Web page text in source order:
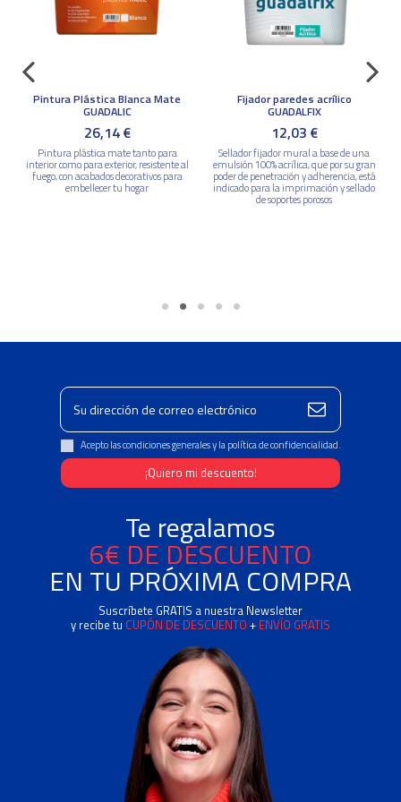
Pintura Plástica Blanca Mate
GUADALIC
26,14 €
Pintura plástica mate tanto para
interior como para exterior, resistente al
fuego, con acabados decorativos para
embellecer tu hogar
Fijador paredes acrílico
GUADALFIX
12,03 €
Sellador fijador mural a base de una
emulsión 100% acrílica, que por su gran
poder de penetración y adherencia, está
indicado para la imprimación y sellado
de soportes porosos
Acepto las condiciones generales y la política de confidencialidad.
Te regalamos
6€ DE DESCUENTO
EN TU PRÓXIMA COMPRA
Suscríbete GRATIS a nuestra Newsletter
y recibe tu CUPÓN DE DESCUENTO + ENVÍO GRATIS